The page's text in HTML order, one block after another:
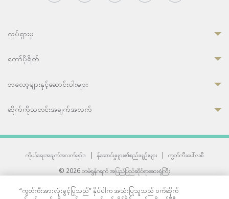
လှုပ်ရှားမှု
ကော်ပိုရိတ်
ဘလော့များနှင့်ဆောင်းပါးများ
ဆိုက်ကိုသတင်းအချက်အလက်
ကိုယ်ရေးအချက်အလက်မူဝါဒ | န်ဆောင်မှုများ၏စည်းမျဉ်းများ |
ကွတ်ကီးပေါ်လစီ
© 2026 ဘမ်ရွန်ဂရက် အပြည်ပြည်ဆိုင်ရာဆေးရုံကြီး
“ကွတ်ကီးအားလုံးခွင့်ပြုသည်” နှိပ်ပါက အသုံးပြုသူသည် ဝက်ဆိုက်